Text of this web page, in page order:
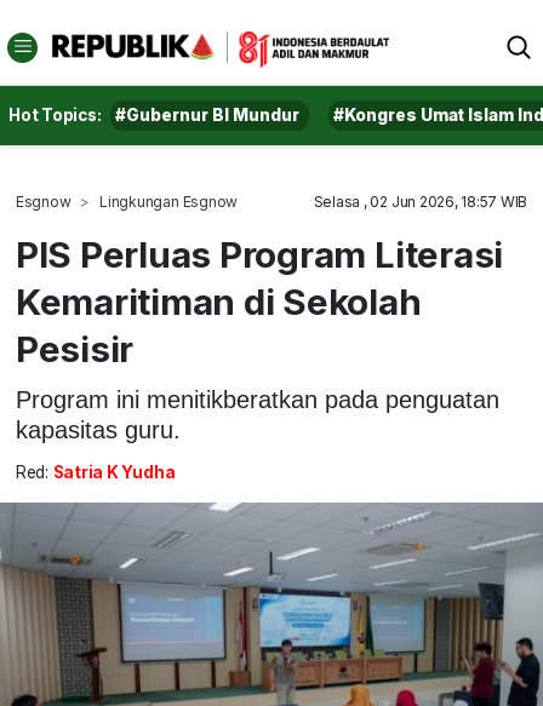
Hot Topics: #Gubernur BI Mundur #Kongres Umat Islam
Esgnow Lingkungan Esgnow Selasa , 02 Jun 2026, 18:57 WIB
PIS Perluas Program Literasi
Kemaritiman di Sekolah
Pesisir
Program ini menitikberatkan pada penguatan
kapasitas guru.
Red: Satria K Yudha